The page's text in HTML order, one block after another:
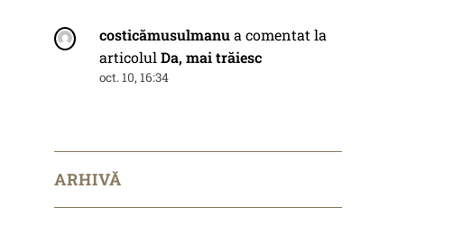
costicămusulmanua comentat la
articolulDa, mai trăiesc
oct. 10, 16:34
ARHIVĂ
Arhivă